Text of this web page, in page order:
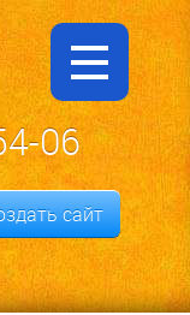
06
сайт